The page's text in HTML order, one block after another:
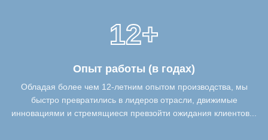
12+
Опыт работы (в годах)
Обладая более чем 12-летним опытом производства, мы
быстро превратились в лидеров отрасли, движимые
инновациями и стремящиеся превзойти ожидания клиентов...